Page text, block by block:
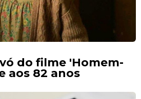
do filme 'Homem-
aos 82 anos